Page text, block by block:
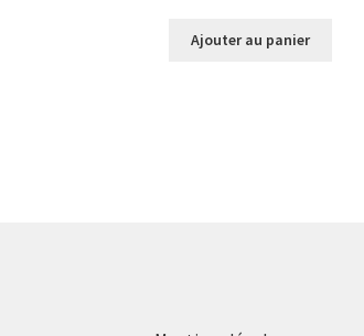
initial
actuel
Ajouter au panier